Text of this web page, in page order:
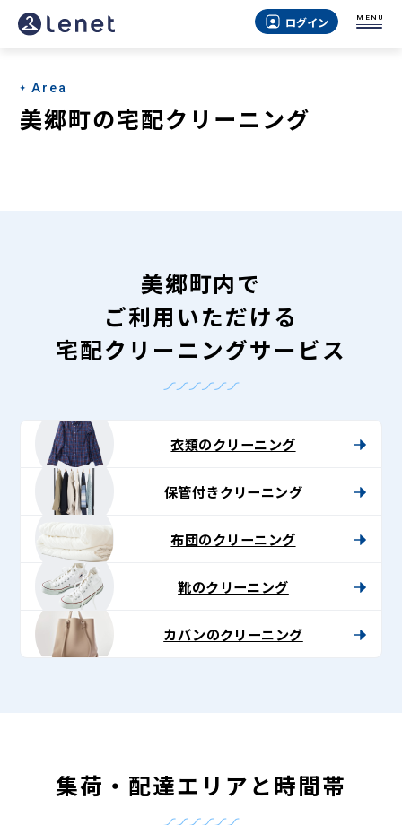
美
町
の
Lenet〈リ
ト〉
ログイン MENU
Area
美郷町の宅配クリーニング
美郷町内で
ご利用いただける
宅配クリーニングサービス
衣類のクリーニング
保管付きクリーニング
布団のクリーニング
靴のクリーニング
カバンのクリーニング
集荷・配達エリアと時間帯